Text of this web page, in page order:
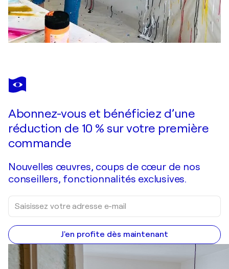
Abonnez-vous et bénéficiez d’une
réduction de 10 % sur votre première
commande
Nouvelles œuvres, coups de cœur de nos
conseillers, fonctionnalités exclusives.
J'en profite dès maintenant